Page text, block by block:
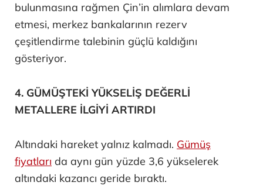
bulunmasına rağmen Çin’in alımlara devam
etmesi, merkez bankalarının rezerv
çeşitlendirme talebinin güçlü kaldığını
gösteriyor.
4. GÜMÜŞTEKİ YÜKSELİŞ DEĞERLİ
METALLERE İLGİYİ ARTIRDI
Altındaki hareket yalnız kalmadı. Gümüş
fiyatları da aynı gün yüzde 3,6 yükselerek
altındaki kazancı geride bıraktı.